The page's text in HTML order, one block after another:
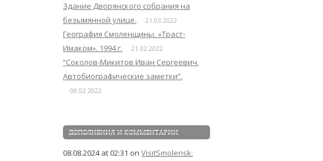
Здание Дворянского собрания на
безымянной улице.
21.03.2022
География Смоленщины. «Траст-
Имаком». 1994 г.
21.02.2022
“Соколов-Микитов Иван Сергеевич.
Автобиографические заметки”.
08.02.2022
ДОПОЛНЕНИЯ И КОММЕНТАРИИ
08.08.2024 at 02:31 on VisitSmolensk: